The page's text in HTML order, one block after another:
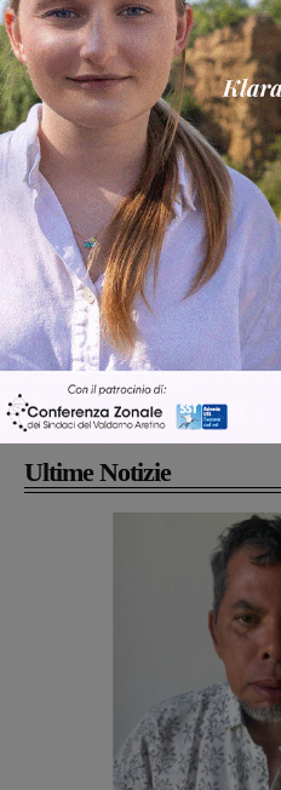
Gianni, Giulia e
processo, lo stop ai
Cronaca 3 Agosto 2026
Scomparso da una
Fiorentino l’uomo che
Levane nel 2020
Articolo precedente
Bandiere a mezz’asta in segno di lutto
per l’uccisione dell’Ambasciatore
Attanasio e del Carabiniere Iacovacci
Ultime Notizie